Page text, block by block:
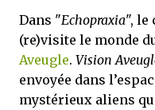
Dans "Echopraxia", le
(re)visite le monde
Aveugle. Vision
envoyée dans
mystérieux aliens